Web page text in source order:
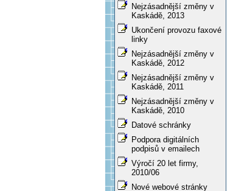
Nejzásadnější změny v
Kaskádě, 2013
Ukončení provozu faxové
linky
Nejzásadnější změny v
Kaskádě, 2012
Nejzásadnější změny v
Kaskádě, 2011
Nejzásadnější změny v
Kaskádě, 2010
Datové schránky
Podpora digitálních
podpisů v emailech
Výročí 20 let firmy,
2010/06
Nové webové stránky